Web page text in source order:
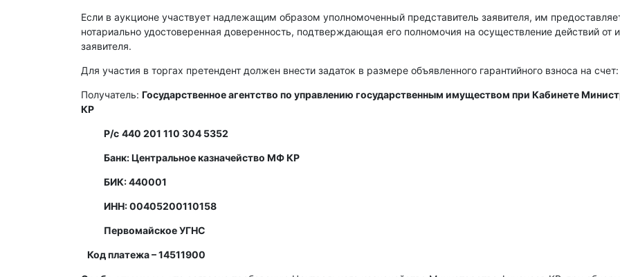
Если в аукционе участвует надлежащим образом уполномоченный представитель заявителя, им
нотариально удостоверенная доверенность, подтверждающая его полномочия на осуществление действий от
заявителя.
Для участия в торгах претендент должен внести задаток в размере объявленного гарантийного взноса на счет:
Получатель: Государственное агентство по управлению государственным имуществом при Кабинете
КР
Р/с 440 201 110 304 5352
Банк: Центральное казначейство МФ КР
БИК: 440001
ИНН: 00405200110158
Первомайское УГНС
Код платежа – 14511900